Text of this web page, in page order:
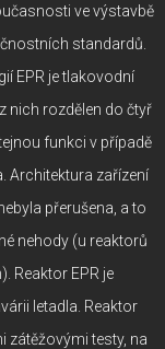
ve výstavbě
standardů.
EPR je tlakovodní
nich rozdělen do čtyř
funkci v případě
Architektura zařízení
přerušena, a to
nehody (u reaktorů
Reaktor EPR je
letadla. Reaktor
zátěžovými testy, na